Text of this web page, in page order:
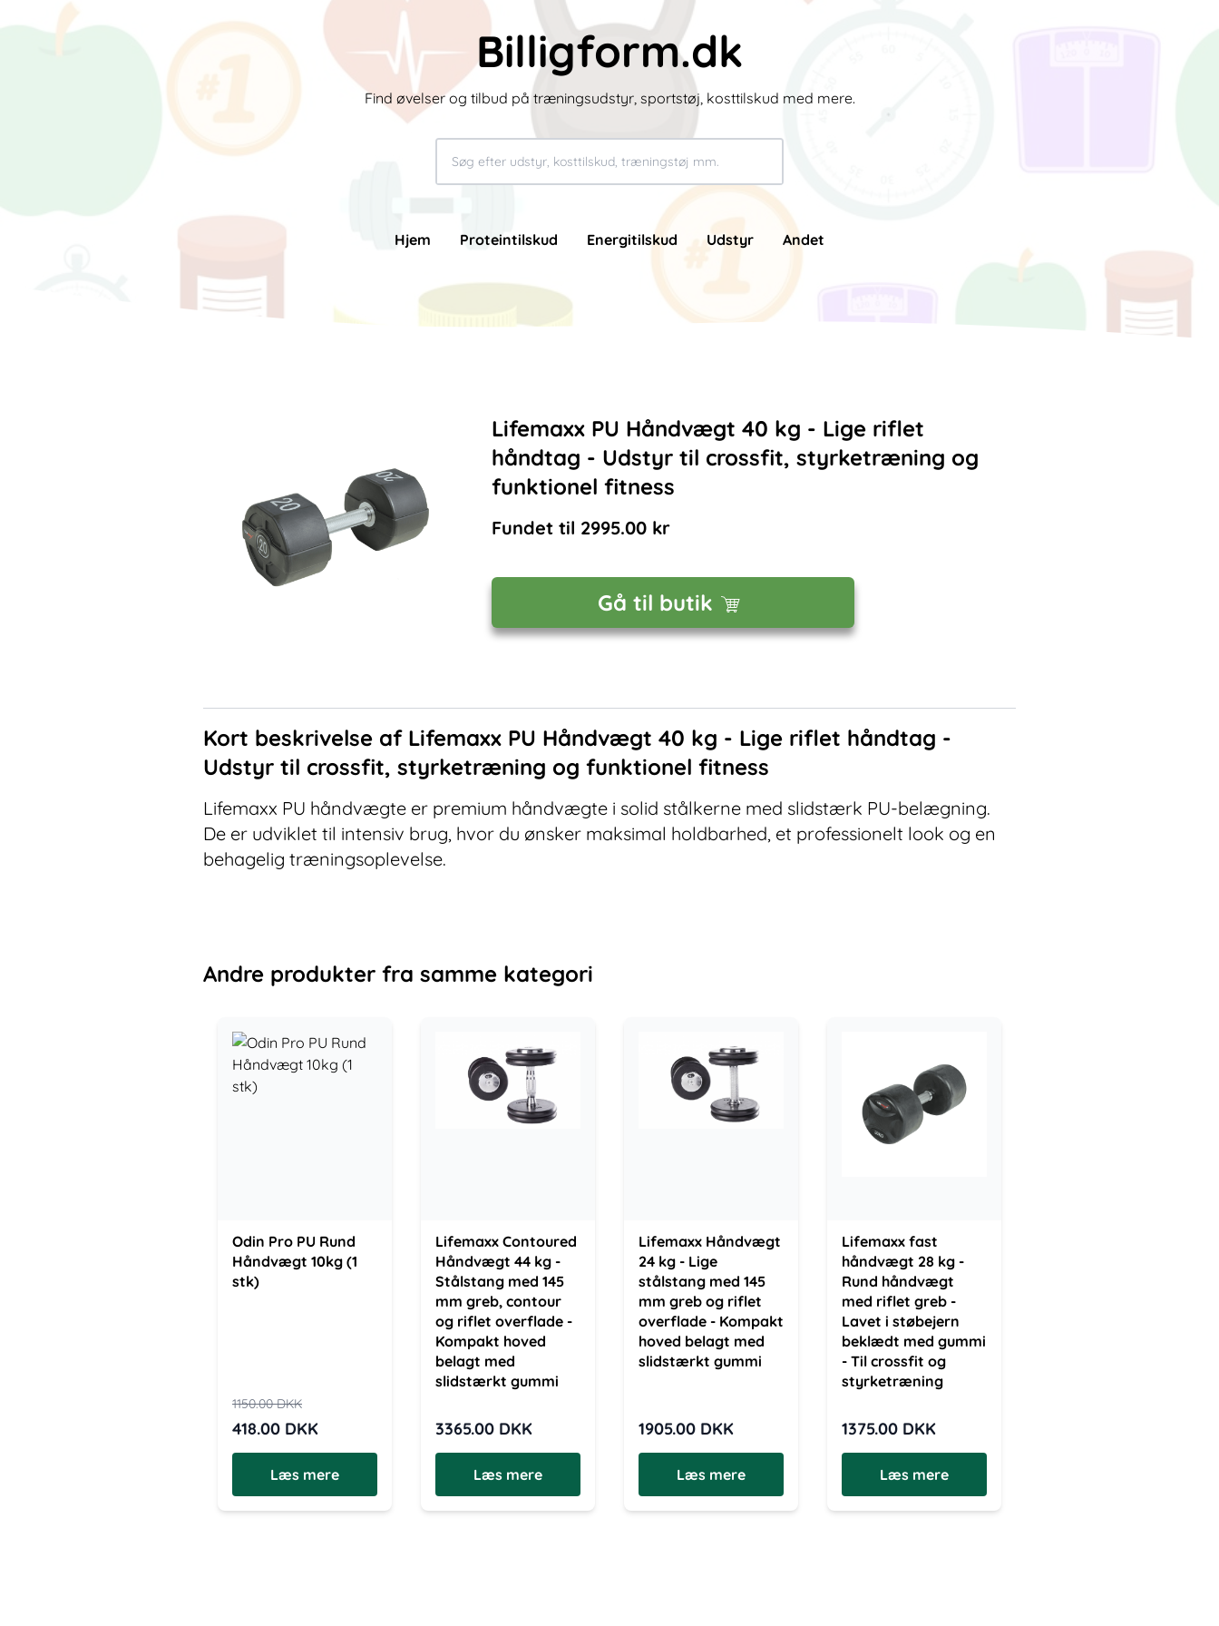
Billigform.dk
Find øvelser og tilbud på træningsudstyr, sportstøj, kosttilskud med mere.
Hjem Proteintilskud Energitilskud Udstyr Andet
Lifemaxx PU Håndvægt 40 kg - Lige riflet
håndtag - Udstyr til crossfit, styrketræning og
funktionel fitness
Fundet til 2995.00 kr
Gå til butik
Kort beskrivelse af Lifemaxx PU Håndvægt 40 kg - Lige riflet håndtag -
Udstyr til crossfit, styrketræning og funktionel fitness
Lifemaxx PU håndvægte er premium håndvægte i solid stålkerne med slidstærk PU-belægning.
De er udviklet til intensiv brug, hvor du ønsker maksimal holdbarhed, et professionelt look og en
behagelig træningsoplevelse.
Andre produkter fra samme kategori
Odin Pro PU Rund
Håndvægt 10kg (1
stk)
1150.00DKK
418.00 DKK
Læs mere
Lifemaxx Contoured
Håndvægt 44 kg -
Stålstang med 145
mm greb, contour
og riflet overflade -
Kompakt hoved
belagt med
slidstærkt gummi
3365.00 DKK
Læs mere
Lifemaxx Håndvægt
24 kg - Lige
stålstang med 145
mm greb og riflet
overflade - Kompakt
hoved belagt med
slidstærkt gummi
1905.00 DKK
Læs mere
Lifemaxx fast
håndvægt 28 kg -
Rund håndvægt
med riflet greb -
Lavet i støbejern
beklædt med gummi
- Til crossfit og
styrketræning
1375.00 DKK
Læs mere